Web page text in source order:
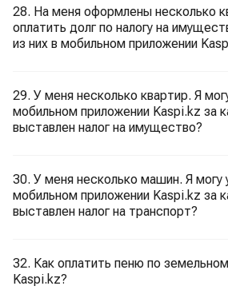
28. На меня оформлены несколько
оплатить долг по налогу на
из них в мобильном приложении
29. У меня несколько квартир. Я
мобильном приложении Kaspi.kz за
выставлен налог на имущество?
30. У меня несколько машин. Я могу
мобильном приложении Kaspi.kz за
выставлен налог на транспорт?
32. Как оплатить пеню по
Kaspi.kz?